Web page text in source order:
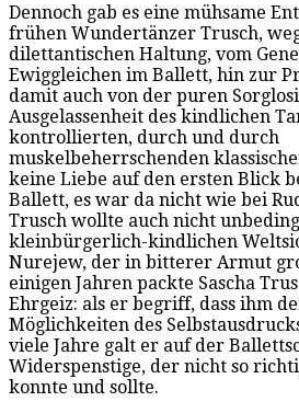
Dennoch gab es eine mühsame
frühen Wundertänzer Trusch,
dilettantischen Haltung, vom
Ewiggleichen im Ballett, hin zur
damit auch von der puren
Ausgelassenheit des kindlichen
kontrollierten, durch und durch
muskelbeherrschenden
keine Liebe auf den ersten Blick
Ballett, es war da nicht wie bei
Trusch wollte auch nicht
kleinbürgerlich-kindlichen
Nurejew, der in bitterer Armut
einigen Jahren packte Sascha
Ehrgeiz: als er begriff, dass ihm
Möglichkeiten des
viele Jahre galt er auf der
Widerspenstige, der nicht so
konnte und sollte.